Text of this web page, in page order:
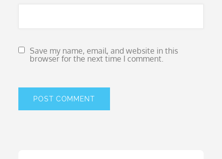
Save my name, email, and website in this
browser for the next time I comment.